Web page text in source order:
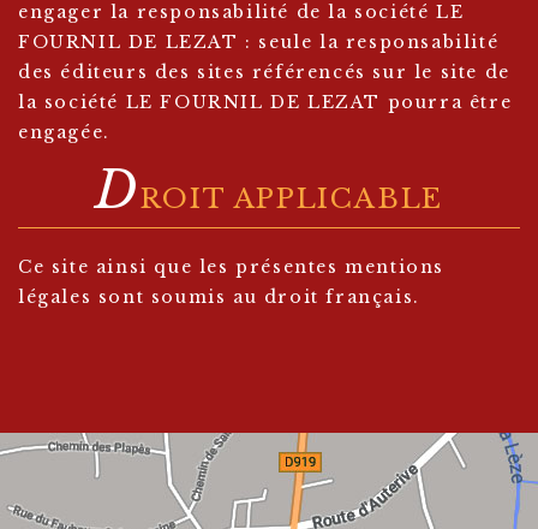
engager la responsabilité de la société LE
FOURNIL DE LEZAT : seule la responsabilité
des éditeurs des sites référencés sur le site de
la société LE FOURNIL DE LEZAT pourra être
engagée.
DROIT APPLICABLE
Ce site ainsi que les présentes mentions
légales sont soumis au droit français.